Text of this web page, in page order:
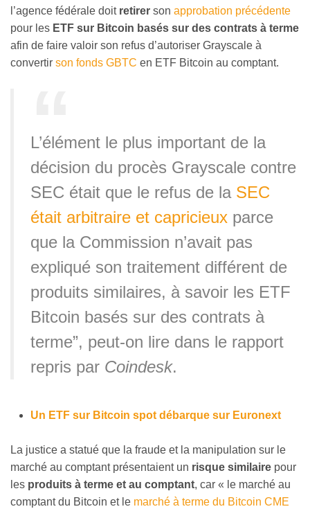
l’agence fédérale doit retirer son approbation précédente
pour les ETF sur Bitcoin basés sur des contrats à terme
afin de faire valoir son refus d’autoriser Grayscale à
convertir son fonds GBTC en ETF Bitcoin au comptant.
L’élément le plus important de la
décision du procès Grayscale contre
SEC était que le refus de la SEC
était arbitraire et capricieux parce
que la Commission n’avait pas
expliqué son traitement différent de
produits similaires, à savoir les ETF
Bitcoin basés sur des contrats à
terme”, peut-on lire dans le rapport
repris par Coindesk.
Un ETF sur Bitcoin spot débarque sur Euronext
La justice a statué que la fraude et la manipulation sur le
marché au comptant présentaient un risque similaire pour
les produits à terme et au comptant, car « le marché au
comptant du Bitcoin et le marché à terme du Bitcoin CME